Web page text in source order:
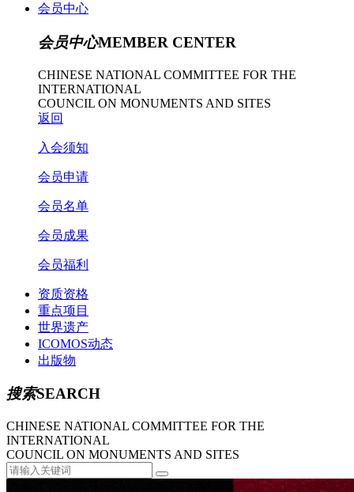
会员中心
会员中心MEMBER CENTER
CHINESE NATIONAL COMMITTEE FOR THE
INTERNATIONAL
COUNCIL ON MONUMENTS AND SITES
返回
入会须知
会员申请
会员名单
会员成果
会员福利
资质资格
重点项目
世界遗产
ICOMOS动态
出版物
搜索SEARCH
CHINESE NATIONAL COMMITTEE FOR THE
INTERNATIONAL
COUNCIL ON MONUMENTS AND SITES